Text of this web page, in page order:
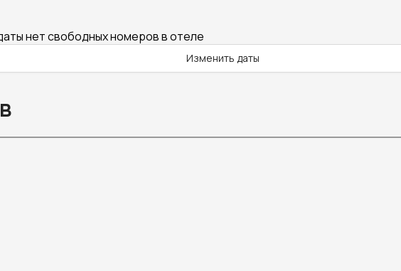
нет свободных номеров в отеле
Изменить даты